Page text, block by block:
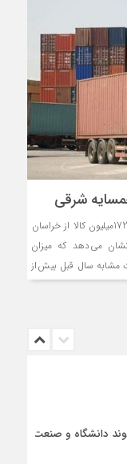
شرقی
براساس آمارهای گمرک در پنج ماهه نخست امسال، 172میلیون کالا از خراسان
می دهد که میزان
مشابه سال قبل بیش از
دانشگاه و صنعت